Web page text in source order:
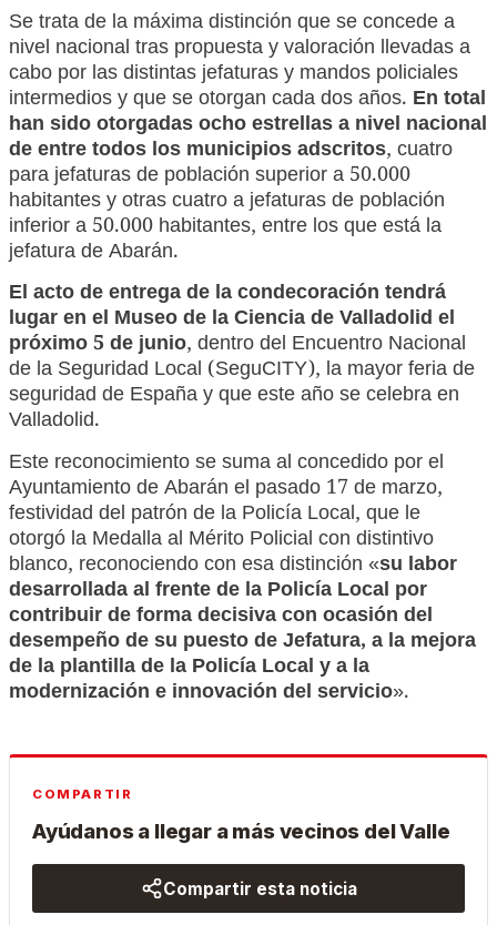
Se trata de la máxima distinción que se concede a
nivel nacional tras propuesta y valoración llevadas a
cabo por las distintas jefaturas y mandos policiales
intermedios y que se otorgan cada dos años. En total
han sido otorgadas ocho estrellas a nivel nacional
de entre todos los municipios adscritos, cuatro
para jefaturas de población superior a 50.000
habitantes y otras cuatro a jefaturas de población
inferior a 50.000 habitantes, entre los que está la
jefatura de Abarán.
El acto de entrega de la condecoración tendrá
lugar en el Museo de la Ciencia de Valladolid el
próximo 5 de junio, dentro del Encuentro Nacional
de la Seguridad Local (SeguCITY), la mayor feria de
seguridad de España y que este año se celebra en
Valladolid.
Este reconocimiento se suma al concedido por el
Ayuntamiento de Abarán el pasado 17 de marzo,
festividad del patrón de la Policía Local, que le
otorgó la Medalla al Mérito Policial con distintivo
blanco, reconociendo con esa distinción «su labor
desarrollada al frente de la Policía Local por
contribuir de forma decisiva con ocasión del
desempeño de su puesto de Jefatura, a la mejora
de la plantilla de la Policía Local y a la
modernización e innovación del servicio».
COMPARTIR
Ayúdanos a llegar a más vecinos del Valle
Compartir esta noticia